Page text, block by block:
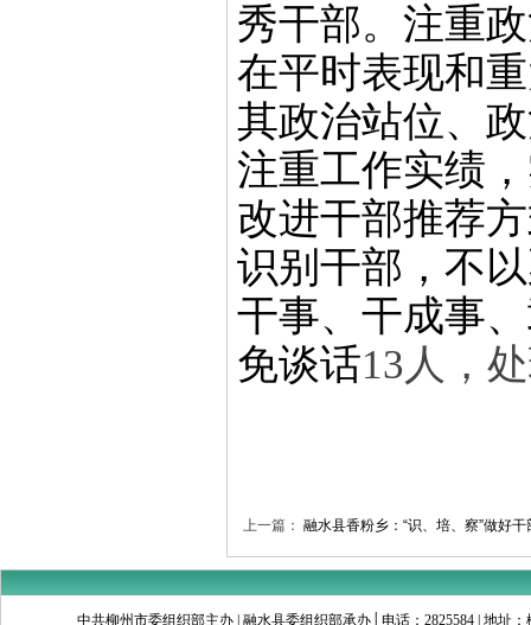
秀干部。注重
在平时表现和
其政治站位、
注重工作实绩
改进干部推荐
识别干部，不
干事、干成事
免谈话13人，
上一篇： 融水县香粉乡：“识、培、察”做好
中共柳州市委组织部主办 | 融水县委组织部承办│电话：2825584 | 地址